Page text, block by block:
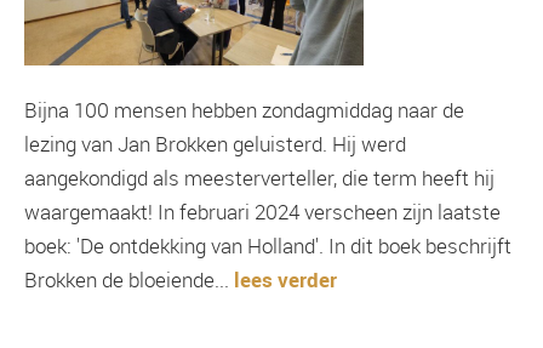
Bijna 100 mensen hebben zondagmiddag naar de
lezing van Jan Brokken geluisterd. Hij werd
aangekondigd als meesterverteller, die term heeft hij
waargemaakt! In februari 2024 verscheen zijn laatste
boek: 'De ontdekking van Holland'. In dit boek beschrijft
Brokken de bloeiende... lees verder